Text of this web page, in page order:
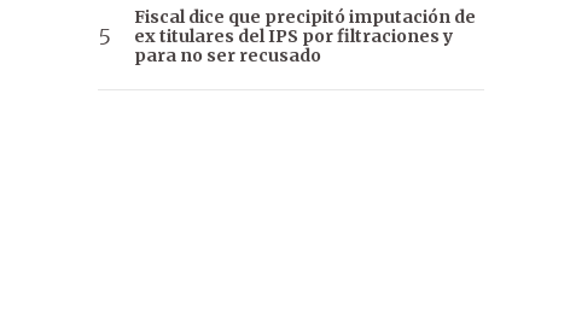
Fiscal dice que precipitó imputación de
ex titulares del IPS por filtraciones y
para no ser recusado